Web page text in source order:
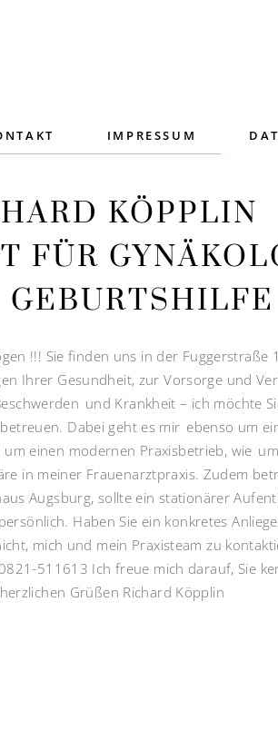
IMPRESSUM
KÖPPLIN
FÜR
GEBURTSHILFE
!!! Sie finden uns in der Fuggerstraße
Ihrer Gesundheit, zur Vorsorge und
und Krankheit – ich möchte
Dabei geht es mir ebenso um
einen modernen Praxisbetrieb, wie
in meiner Frauenarztpraxis. Zudem
Augsburg, sollte ein stationärer
Haben Sie ein konkretes
mich und mein Praxisteam zu
511613 Ich freue mich darauf, Sie
Grüßen Richard Köpplin